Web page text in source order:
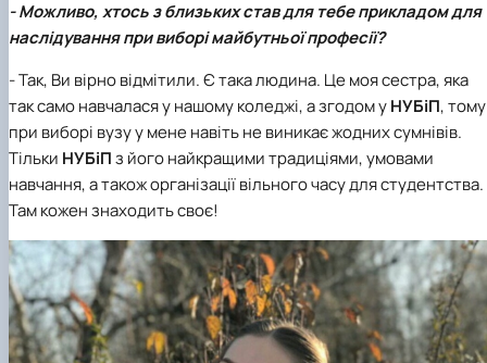
- Можливо, хтось з близьких став для тебе прикладом для
наслідування при виборі майбутньої професії?
- Так, Ви вірно відмітили. Є така людина. Це моя сестра, яка
так само навчалася у нашому коледжі, а згодом уНУБіП, тому
при виборі вузу у мене навіть не виникає жодних сумнівів.
Тільки НУБіПз його найкращими традиціями, умовами
навчання, а також організації вільного часу для студентства.
Там кожен знаходить своє!